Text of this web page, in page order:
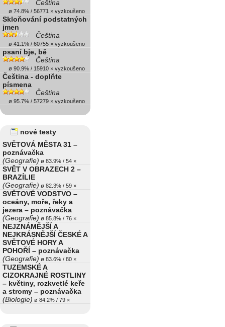
Čeština
ø 74.8% / 56771 × vyzkoušeno
Skloňování podstatných
jmen
Čeština
ø 41.1% / 60755 × vyzkoušeno
psaní bje, bě
Čeština
ø 90.9% / 15910 × vyzkoušeno
Čeština - doplňte
písmena
Čeština
ø 95.7% / 57279 × vyzkoušeno
nové testy
SVĚTOVÁ MĚSTA 31 –
poznávačka
(Geografie) ø 83.9% / 54 ×
SVĚT V OBRAZECH 2 –
BRAZÍLIE
(Geografie) ø 82.3% / 59 ×
SVĚTOVÉ VODSTVO –
oceány, moře, řeky a
jezera – poznávačka
(Geografie) ø 85.8% / 76 ×
NEJZNÁMĚJŠÍ A
NEJKRÁSNĚJŠÍ ČESKÉ A
SVĚTOVÉ HORY A
POHOŘÍ – poznávačka
(Geografie) ø 83.6% / 80 ×
TUZEMSKÉ A
CIZOKRAJNÉ ROSTLINY
– květiny, rozkvetlé keře
a stromy – poznávačka
(Biologie) ø 84.2% / 79 ×